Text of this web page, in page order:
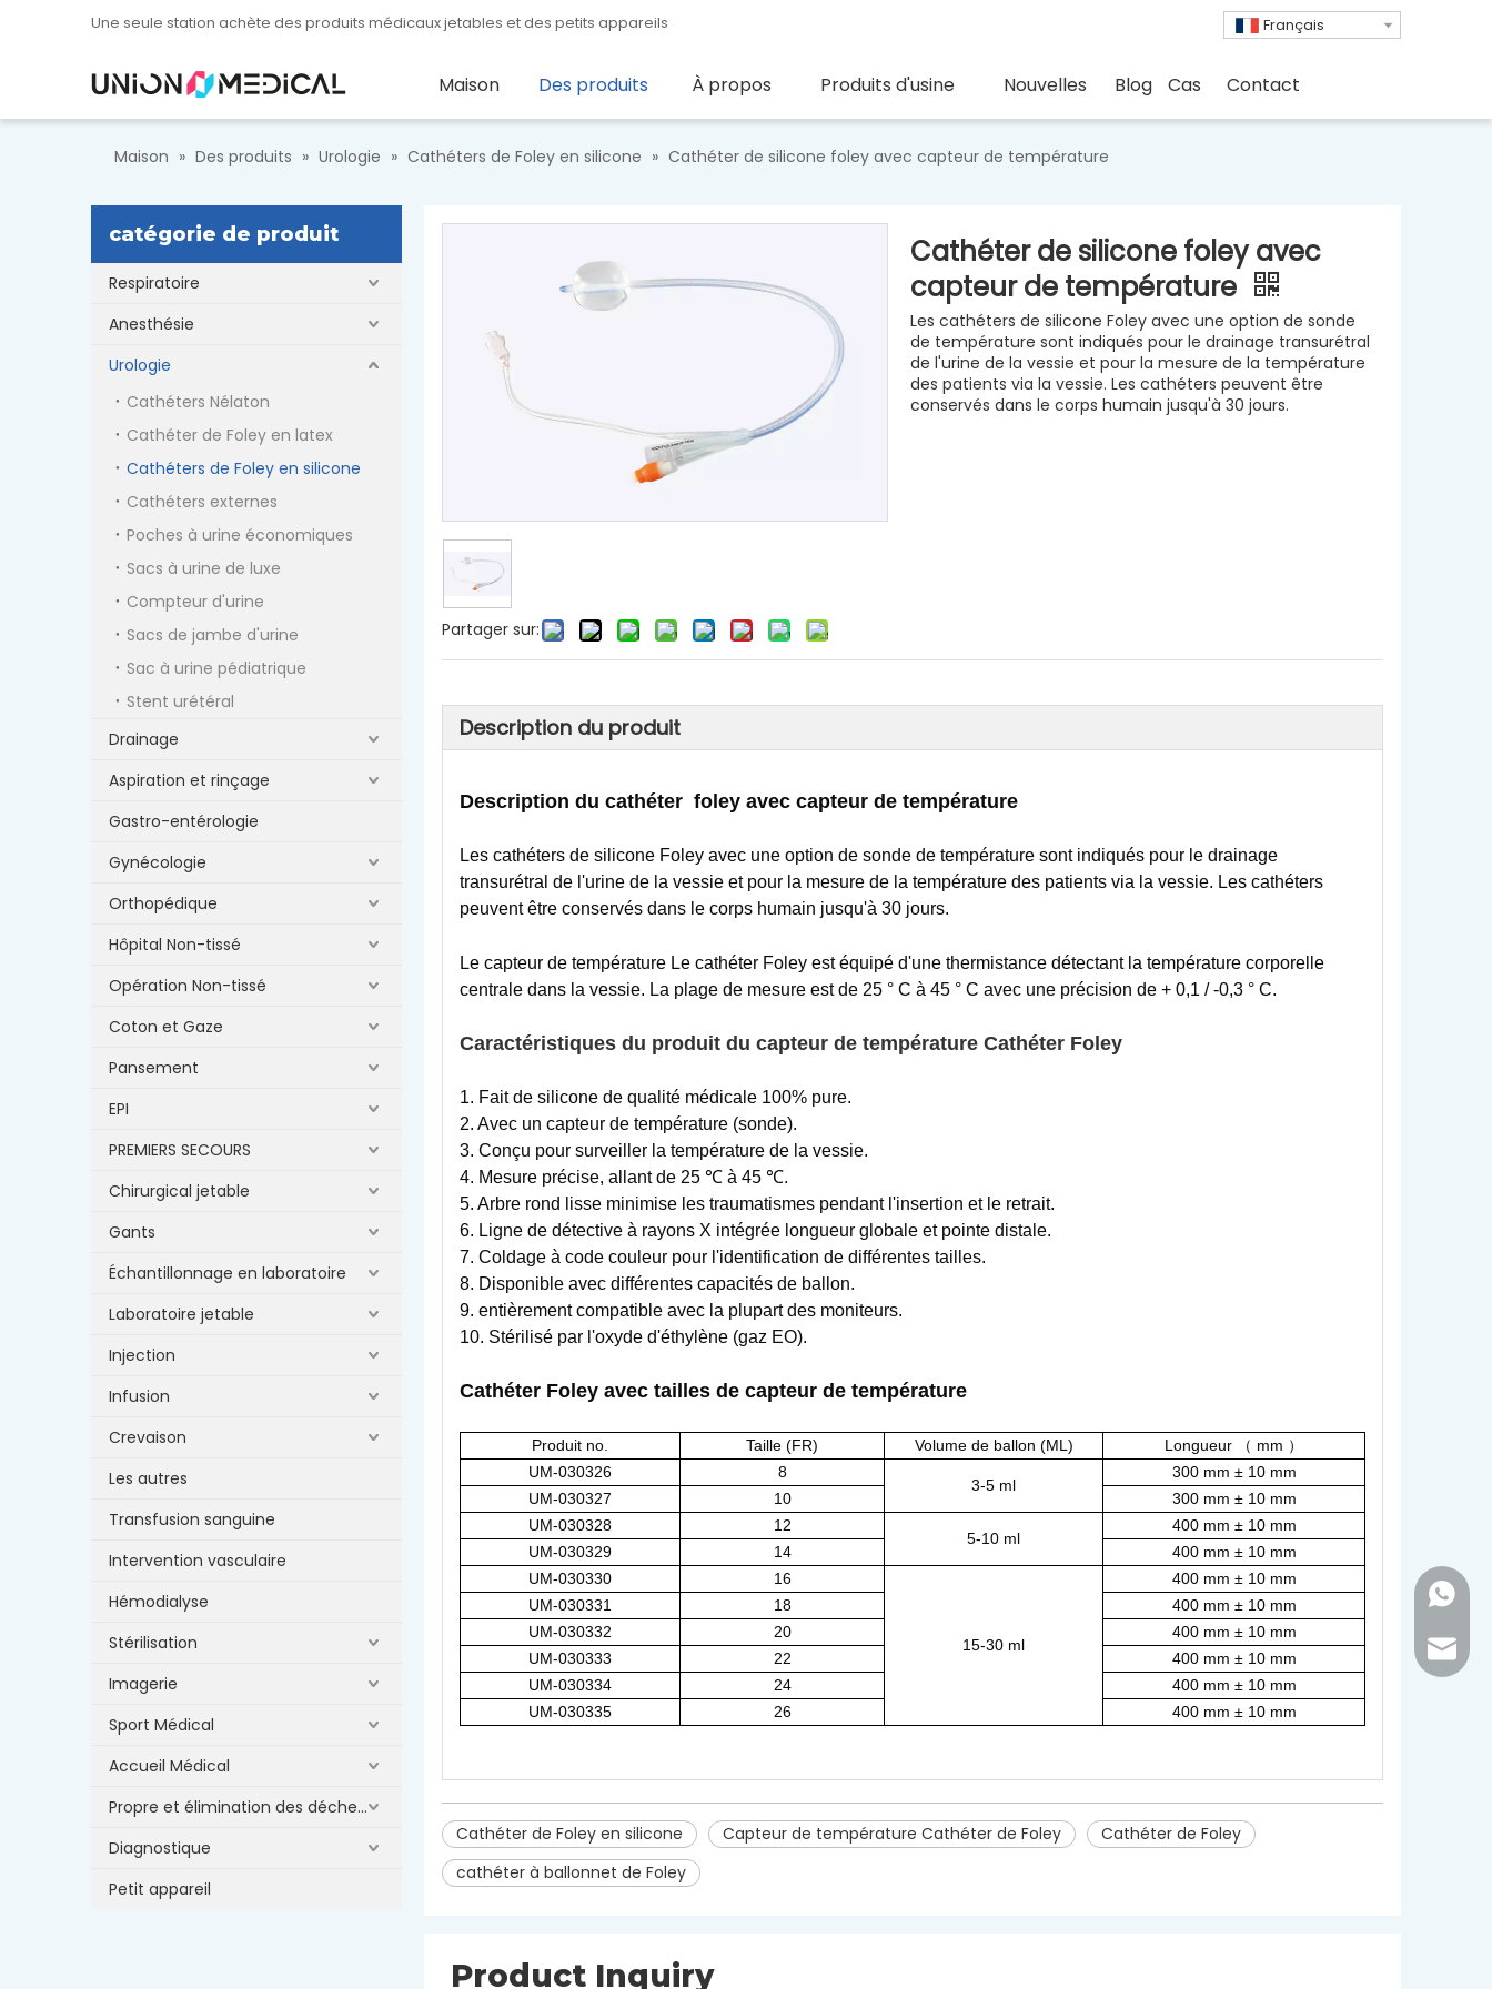
Une seule station achète des produits médicaux jetables et des petits appareils Français
Maison Des produits À propos Produits d'usine Nouvelles Blog Cas Contact
Maison » Des produits » Urologie » Cathéters de Foley en silicone » Cathéter de silicone foley avec capteur de température
catégorie de produit
Respiratoire
Anesthésie
Urologie
Cathéters Nélaton
Cathéter de Foley en latex
Cathéters de Foley en silicone
Cathéters externes
Poches à urine économiques
Sacs à urine de luxe
Compteur d'urine
Sacs de jambe d'urine
Sac à urine pédiatrique
Stent urétéral
Drainage
Aspiration et rinçage
Gastro-entérologie
Gynécologie
Orthopédique
Hôpital Non-tissé
Opération Non-tissé
Coton et Gaze
Pansement
EPI
PREMIERS SECOURS
Chirurgical jetable
Gants
Échantillonnage en laboratoire
Laboratoire jetable
Injection
Infusion
Crevaison
Les autres
Transfusion sanguine
Intervention vasculaire
Hémodialyse
Stérilisation
Imagerie
Sport Médical
Accueil Médical
Propre et élimination des déchets
Diagnostique
Petit appareil
Partager sur:
Cathéter de silicone foley avec
capteur de température
Les cathéters de silicone Foley avec une option de sonde
de température sont indiqués pour le drainage transurétral
de l'urine de la vessie et pour la mesure de la température
des patients via la vessie. Les cathéters peuvent être
conservés dans le corps humain jusqu'à 30 jours.
Description du produit
Description du cathéter foley avec capteur de température
Les cathéters de silicone Foley avec une option de sonde de température sont indiqués pour le drainage
transurétral de l'urine de la vessie et pour la mesure de la température des patients via la vessie. Les cathéters
peuvent être conservés dans le corps humain jusqu'à 30 jours.
Le capteur de température Le cathéter Foley est équipé d'une thermistance détectant la température corporelle
centrale dans la vessie. La plage de mesure est de 25 ° C à 45 ° C avec une précision de + 0,1 / -0,3 ° C.
Caractéristiques du produit du capteur de température Cathéter Foley
1. Fait de silicone de qualité médicale 100% pure.
2. Avec un capteur de température (sonde).
3. Conçu pour surveiller la température de la vessie.
4. Mesure précise, allant de 25 ℃ à 45 ℃.
5. Arbre rond lisse minimise les traumatismes pendant l'insertion et le retrait.
6. Ligne de détective à rayons X intégrée longueur globale et pointe distale.
7. Coldage à code couleur pour l'identification de différentes tailles.
8. Disponible avec différentes capacités de ballon.
9. entièrement compatible avec la plupart des moniteurs.
10. Stérilisé par l'oxyde d'éthylène (gaz EO).
Cathéter Foley avec tailles de capteur de température
Produit no. Taille (FR) Volume de ballon (ML) Longueur （ mm ）
UM-030326 8
3-5 ml
300 mm ± 10 mm
UM-030327
10
300 mm ± 10 mm
UM-030328
12
5-10 ml
400 mm ± 10 mm
UM-030329
14
400 mm ± 10 mm
UM-030330
16
15-30 ml
400 mm ± 10 mm
UM-030331
18
400 mm ± 10 mm
UM-030332
20
400 mm ± 10 mm
UM-030333
22
400 mm ± 10 mm
UM-030334
24
400 mm ± 10 mm
UM-030335
26 400 mm ± 10 mm
Cathéter de Foley en silicone Capteur de température Cathéter de Foley
Cathéter de Foley
cathéter à ballonnet de Foley
Product Inquiry
+86 -